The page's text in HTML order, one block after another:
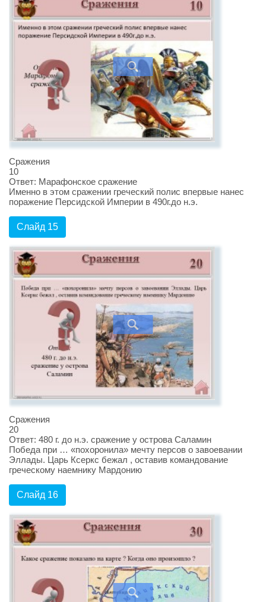
Сражения
10
Ответ: Марафонское сражение
Именно в этом сражении греческий полис впервые нанес
поражение Персидской Империи в 490г.до н.э.
Слайд 15
Сражения
20
Ответ: 480 г. до н.э. сражение у острова Саламин
Победа при … «похоронила» мечту персов о завоевании
Эллады. Царь Ксеркс бежал , оставив командование
греческому наемнику Мардонию
Слайд 16